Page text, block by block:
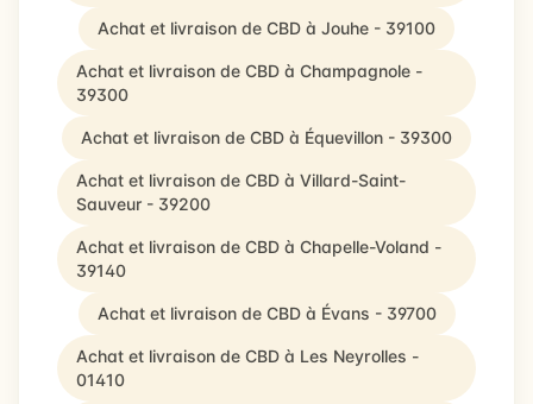
Achat et livraison de CBD à Jouhe - 39100
Achat et livraison de CBD à Champagnole -
39300
Achat et livraison de CBD à Équevillon - 39300
Achat et livraison de CBD à Villard-Saint-
Sauveur - 39200
Achat et livraison de CBD à Chapelle-Voland -
39140
Achat et livraison de CBD à Évans - 39700
Achat et livraison de CBD à Les Neyrolles -
01410